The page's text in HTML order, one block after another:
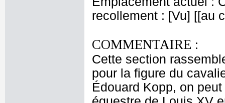
recollement : [Vu] [[au
COMMENTAIRE :
Cette section
pour la figure du
Édouard Kopp, on